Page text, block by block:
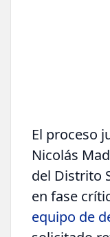
El proceso
Nicolás
del Distrito
en fase
equipo de